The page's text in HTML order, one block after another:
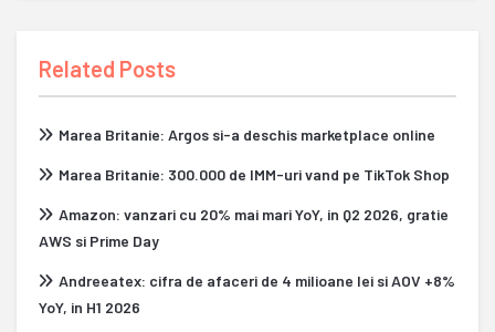
Related Posts
Marea Britanie: Argos si-a deschis marketplace online
Marea Britanie: 300.000 de IMM-uri vand pe TikTok Shop
Amazon: vanzari cu 20% mai mari YoY, in Q2 2026, gratie
AWS si Prime Day
Andreeatex: cifra de afaceri de 4 milioane lei si AOV +8%
YoY, in H1 2026